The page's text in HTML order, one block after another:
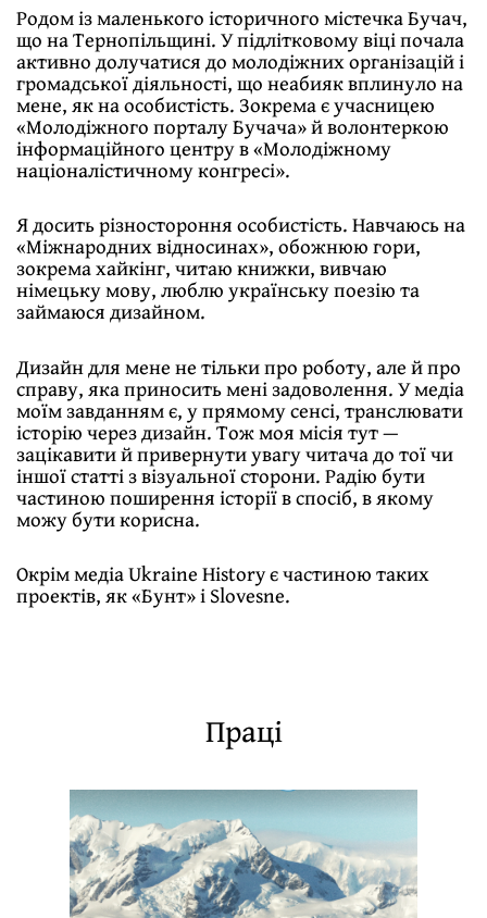
Родом із маленького історичного містечка Бучач,
що на Тернопільщині. У підлітковому віці почала
активно долучатися до молодіжних організацій і
громадської діяльності, що неабияк вплинуло на
мене, як на особистість. Зокрема є учасницею
«Молодіжного порталу Бучача» й волонтеркою
інформаційного центру в «Молодіжному
націоналістичному конгресі».
Я досить різностороння особистість. Навчаюсь на
«Міжнародних відносинах», обожнюю гори,
зокрема хайкінг, читаю книжки, вивчаю
німецьку мову, люблю українську поезію та
займаюся дизайном.
Дизайн для мене не тільки про роботу, але й про
справу, яка приносить мені задоволення. У медіа
моїм завданням є, у прямому сенсі, транслювати
історію через дизайн. Тож моя місія тут —
зацікавити й привернути увагу читача до тої чи
іншої статті з візуальної сторони. Радію бути
частиною поширення історії в спосіб, в якому
можу бути корисна.
Окрім медіа Ukraine History є частиною таких
проектів, як «Бунт» і Slovesne.
Праці